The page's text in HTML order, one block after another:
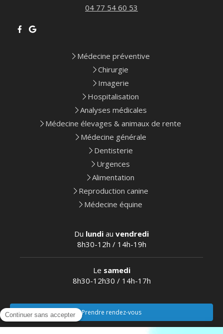
04 77 54 60 53
Médecine préventive
Chirurgie
Imagerie
Hospitalisation
Analyses médicales
Médecine élevages & animaux de rente
Médecine générale
Dentisterie
Urgences
Alimentation
Reproduction canine
Médecine équine
Du lundi au vendredi
8h30-12h / 14h-19h
Le samedi
8h30-12h30 / 14h-17h
Prendre rendez-vous